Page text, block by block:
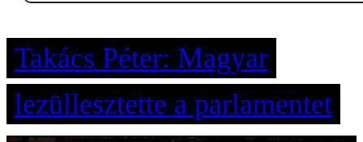
Takács Péter: Magyar
lezüllesztette a parlamentet